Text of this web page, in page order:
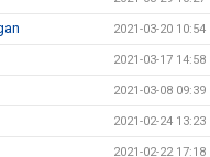
2021-03-20 10:54
2021-03-17 14:58
2021-03-08 09:39
2021-02-24 13:23
2021-02-22 17:18